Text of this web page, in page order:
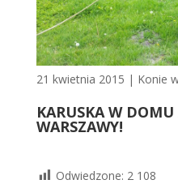
21 kwietnia 2015 | Konie
KARUSKA W
WARSZAWY!
Odwiedzone: 2 108